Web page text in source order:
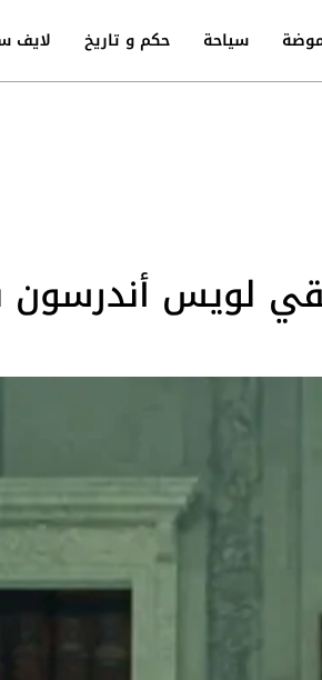
لايف حكم و تاريخ سياحة
لويس أندرسون